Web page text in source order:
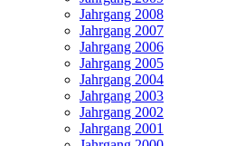
Jahrgang 2008
Jahrgang 2007
Jahrgang 2006
Jahrgang 2005
Jahrgang 2004
Jahrgang 2003
Jahrgang 2002
Jahrgang 2001